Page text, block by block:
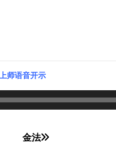
上师语音开示
金法